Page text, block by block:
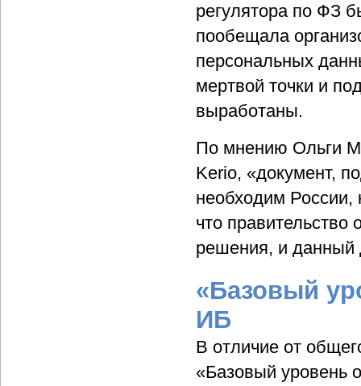
регулятора по ФЗ
пообещала
персональных
мертвой точки и
выработаны.
По мнению Ольги
Kerio, «документ,
необходим России,
что правительство
решения, и данный
«Базовый
ИБ
В отличие от
«Базовый уровень